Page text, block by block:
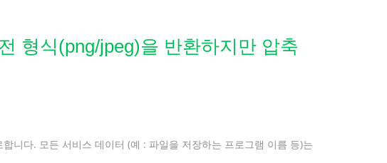
형식(png/jpeg)을 반환하지만 압축
니다. 모든 서비스 데이터 (예 : 파일을 저장하는 프로그램 이름 등)는